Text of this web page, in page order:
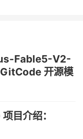
Fable5-V2-
开源模
目介绍：